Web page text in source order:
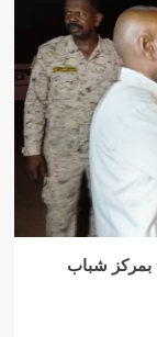
بمركز شباب